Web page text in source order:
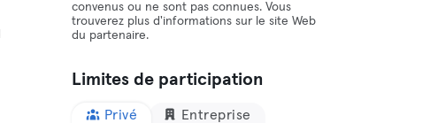
convenus ou ne sont pas connues. Vous
trouverez plus d'informations sur le site Web
du partenaire.
Limites de participation
Privé Entreprise